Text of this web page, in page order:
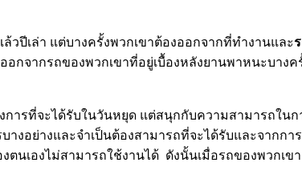
ปีเล่า แต่บางครั้งพวกเขาต้องออกจากที่ทำงานและ
จากรถของพวกเขาที่อยู่เบื้องหลังยานพาหนะบางค
ารที่จะได้รับในวันหยุด แต่สนุกกับความสามารถใน
งอย่างและจำเป็นต้องสามารถที่จะได้รับและจากก
นเองไม่สามารถใช้งานได้ ดังนั้นเมื่อรถของพวกเ